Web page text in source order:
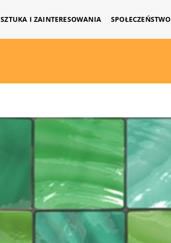
SZTUKA I ZAINTERESOWANIA SPOŁECZEŃSTWO